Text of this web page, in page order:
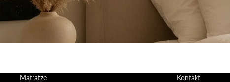
Matratze
Kontakt